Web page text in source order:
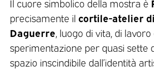
Il cuore simbolico della mostra è
precisamente il cortile-atelier
Daguerre , luogo di vita, di lavoro
sperimentazione per quasi sette
spazio inscindibile dall’identità